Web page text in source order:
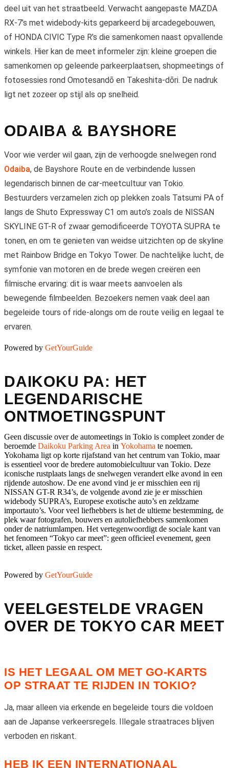
deel uit van het straatbeeld. Verwacht aangepaste MAZDA
RX-7’s met widebody-kits geparkeerd bij arcadegebouwen,
of HONDA CIVIC Type R’s die samenkomen naast opvallende
winkels. Hier kan de meet informeler zijn: kleine groepen die
samenkomen op geleende parkeerplaatsen, shopmeetings of
fotosessies rond Omotesandō en Takeshita-dōri. De nadruk
ligt net zozeer op stijl als op snelheid.
ODAIBA & BAYSHORE
Voor wie verder wil gaan, zijn de verhoogde snelwegen rond
Odaiba, de Bayshore Route en de verbindende lussen
legendarisch binnen de car-meetcultuur van Tokio.
Bestuurders verzamelen zich op plekken zoals Tatsumi PA of
langs de Shuto Expressway C1 om auto’s zoals de NISSAN
SKYLINE GT-R of zwaar gemodificeerde TOYOTA SUPRA te
tonen, en om te genieten van weidse uitzichten op de skyline
met Rainbow Bridge en Tokyo Tower. De nachtelijke lucht, de
symfonie van motoren en de brede wegen creëren een
filmische ervaring: dit is waar meets aanvoelen als
bewegende filmbeelden. Bezoekers nemen vaak deel aan
begeleide tours of ride-alongs om de route veilig en legaal te
ervaren.
Powered by GetYourGuide
DAIKOKU PA: HET
LEGENDARISCHE
ONTMOETINGSPUNT
Geen discussie over de automeetings in Tokio is compleet zonder de
beroemde Daikoku Parking Area in Yokohama te noemen.
Yokohama ligt op korte rijafstand van het centrum van Tokio, maar
is essentieel voor de bredere automobielcultuur van Tokio. Deze
iconische rustplaats langs de snelwegen verandert elke avond in een
rijdende autoshow. De ene avond vind je er misschien een rij
NISSAN GT-R R34’s, de volgende avond zie je er misschien
widebody SUPRA’s, Europese exotische auto’s en zeldzame
importauto’s. Voor veel liefhebbers is het de ultieme bestemming, de
plek waar fotografen, bouwers en autoliefhebbers samenkomen
onder de natriumlampen. Het vertegenwoordigt de sociale kant van
het fenomeen “Tokyo car meet”: geen officieel evenement, geen
ticket, alleen passie en respect.
Powered by GetYourGuide
VEELGESTELDE VRAGEN
OVER DE TOKYO CAR MEET
IS HET LEGAAL OM MET GO-KARTS
OP STRAAT TE RIJDEN IN TOKIO?
Ja, maar alleen via erkende en begeleide tours die voldoen
aan de Japanse verkeersregels. Illegale straatraces blijven
verboden en riskant.
HEB IK EEN INTERNATIONAAL